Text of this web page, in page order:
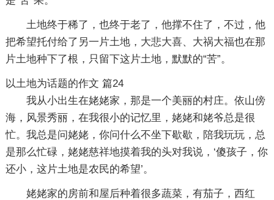
土地终于稀了，也终于老了，他撑不住了，不过，他
把希望托付给了另一片土地，大悲大喜、大祸大福也在那
片土地种下了根，只留下这片土地，默默的“苦”。
以土地为话题的作文 篇24
我从小出生在姥姥家，那是一个美丽的村庄。依山傍
海，风景秀丽，在我很小的记忆里，姥姥和姥爷总是很
忙。我总是问姥姥，你问什么不坐下歇歇，陪我玩玩，总
是那么忙碌，姥姥慈祥地摸着我的头对我说，‘傻孩子，你
还小，这片土地是农民的希望’。
姥姥家的房前和屋后种着很多蔬菜，有茄子，西红